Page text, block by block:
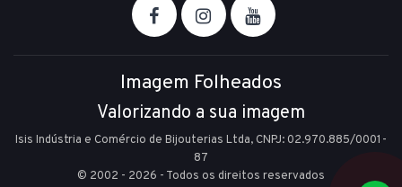
Imagem Folheados
Valorizando a sua imagem
Isis Indústria e Comércio de Bijouterias Ltda, CNPJ: 02.970.885/0001-
87
© 2002 - 2026 - Todos os direitos reservados